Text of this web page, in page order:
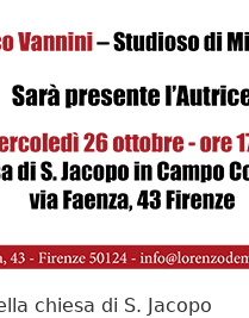
chiesa di S. Jacopo